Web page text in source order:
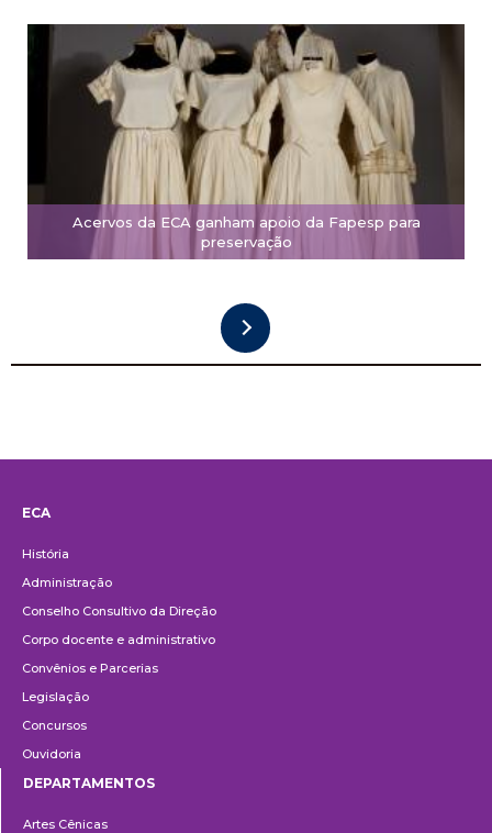
Acervos da ECA ganham apoio da Fapesp para
preservação
ECA
História
Administração
Conselho Consultivo da Direção
Corpo docente e administrativo
Convênios e Parcerias
Legislação
Concursos
Ouvidoria
DEPARTAMENTOS
Artes Cênicas